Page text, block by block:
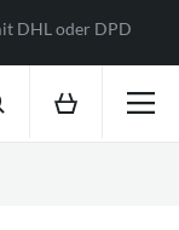
DHL oder DPD